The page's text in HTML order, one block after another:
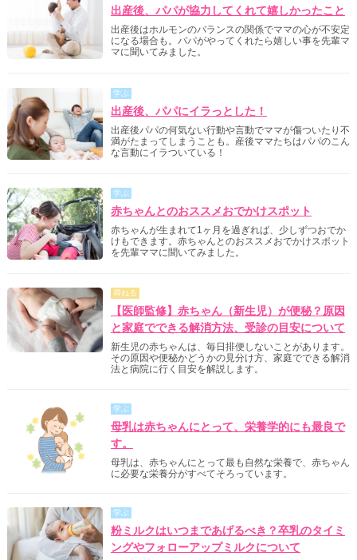
出産後、パパが協力してくれて嬉しかったこと
出産後はホルモンのバランスの関係でママの心が不安定
になる場合も。パパがやってくれたら嬉しい事を先輩マ
マに聞いてみました。
学ぶ
出産後、パパにイラっとした！
出産後パパの何気ない行動や言動でママが傷ついたり不
満がたまってしまうことも。産後ママたちはパパのこん
な言動にイラついている！
学ぶ
赤ちゃんとのおススメおでかけスポット
赤ちゃんが生まれて1ヶ月を過ぎれば、少しずつおでか
けもできます。赤ちゃんとのおススメおでかけスポット
を先輩ママに聞いてみました。
尋ねる
【医師監修】赤ちゃん（新生児）が便秘？原因
と家庭でできる解消方法、受診の目安について
新生児の赤ちゃんは、毎日排便しないことがあります。
その原因や便秘かどうかの見分け方、家庭でできる解消
法と病院に行く目安を解説します。
学ぶ
母乳は赤ちゃんにとって、栄養学的にも最良で
す。
母乳は、赤ちゃんにとって最も自然な栄養で、赤ちゃん
に必要な栄養分がすべてそろっています。
学ぶ
粉ミルクはいつまであげるべき？卒乳のタイミ
ングやフォローアップミルクについて